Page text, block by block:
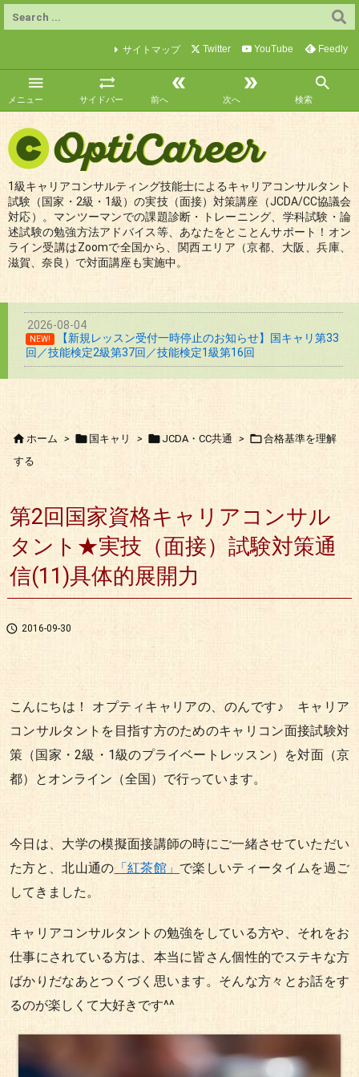

メニュー

サイドバー

前へ

次へ

検索
サイトマップ Twitter YouTube Feedly
1級キャリアコンサルティング技能士によるキャリアコンサルタント
試験（国家・2級・1級）の実技（面接）対策講座（JCDA/CC協議会
対応）。マンツーマンでの課題診断・トレーニング、学科試験・論
述試験の勉強方法アドバイス等、あなたをとことんサポート！オン
ライン受講はZoomで全国から、関西エリア（京都、大阪、兵庫、
滋賀、奈良）で対面講座も実施中。
2026-08-04
NEW!
【新規レッスン受付一時停止のお知らせ】国キャリ第33
回／技能検定2級第37回／技能検定1級第16回
ホーム >  国キャリ >  JCDA・CC共通 > 合格基準を理解
する
第2回国家資格キャリアコンサル
タント★実技（面接）試験対策通
信(11)具体的展開力
 2016-09-30
こんにちは！ オプティキャリアの、のんです♪ キャリア
コンサルタントを目指す方のためのキャリコン面接試験対
策（国家・2級・1級のプライベートレッスン）を対面（京
都）とオンライン（全国）で行っています。
今日は、大学の模擬面接講師の時にご一緒させていただい
た方と、北山通の 「紅茶館」 で楽しいティータイムを過ご
してきました。
キャリアコンサルタントの勉強をしている方や、それをお
仕事にされている方は、本当に皆さん個性的でステキな方
ばかりだなあとつくづく思います。そんな方々とお話をす
るのが楽しくて大好きです^^